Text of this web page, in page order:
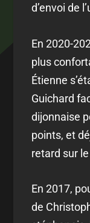
d’envoi de
En 2020-
plus
Étienne
Guichard
dijonnaise
points, et
retard sur
En 2017,
de